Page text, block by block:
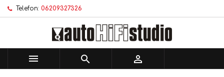
Telefon: 06209327326
  
Kívánságlistáim ×
Új lista létrehozása
Kívánságlista létrehozása ×
Kívánságlista neve
Bejelentkezés ×
történő mentéséhez.